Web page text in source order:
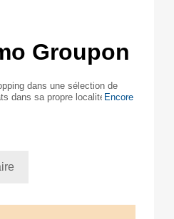
Groupon
dans une sélection de
dans sa propre localité etEncore